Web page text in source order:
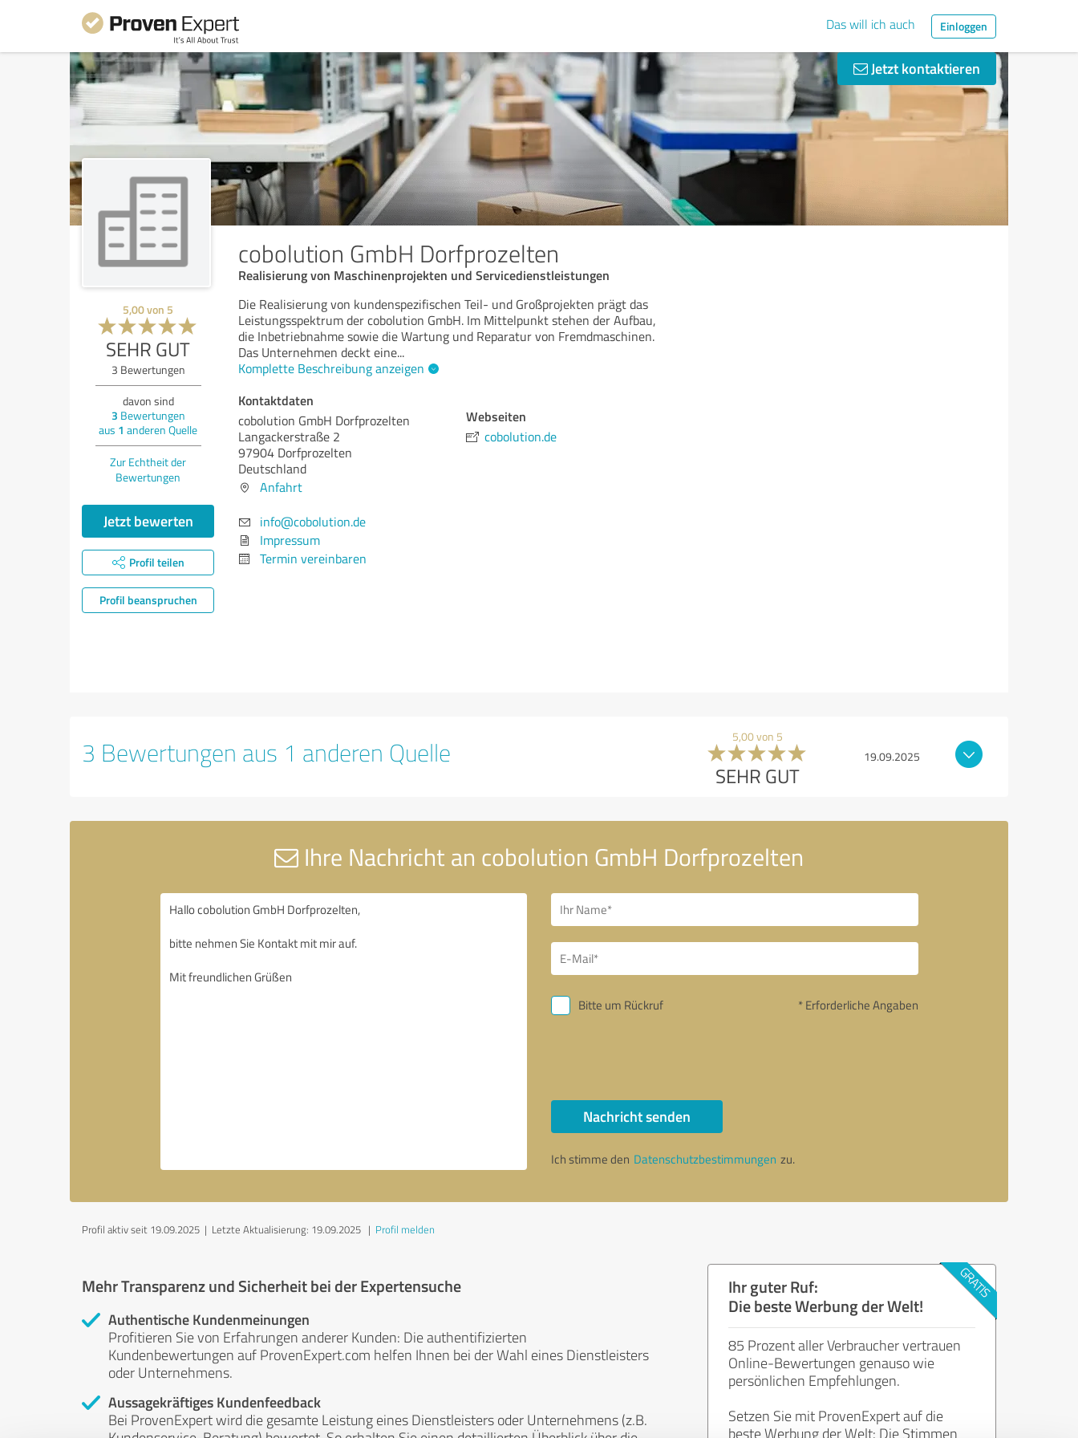
Das will ich auch Einloggen
Jetzt kontaktieren
cobolution GmbH Dorfprozelten
Realisierung von Maschinenprojekten und Servicedienstleistungen
5,00von 5
SEHR GUT
3 Bewertungen
davon sind
3 Bewertungen
aus 1 anderen Quelle
Zur Echtheit der
Bewertungen
Jetzt bewerten
Profil teilen
Profil beanspruchen
Die Realisierung von kundenspezifischen Teil- und Großprojekten prägt das
Leistungsspektrum der cobolution GmbH. Im Mittelpunkt stehen der Aufbau,
die Inbetriebnahme sowie die Wartung und Reparatur von Fremdmaschinen.
Das Unternehmen deckt eine...
Komplette Beschreibung anzeigen
Kontaktdaten
cobolution GmbH Dorfprozelten
Langackerstraße 2
97904 Dorfprozelten
Deutschland
Anfahrt
info@cobolution.de
Impressum
Termin vereinbaren
Webseiten
cobolution.de
3 Bewertungen aus 1 anderen Quelle 5,00 von 5
SEHR GUT
19.09.2025
Ihre Nachricht an cobolution GmbH Dorfprozelten
Bitte um Rückruf * Erforderliche Angaben
Nachricht senden
Ich stimme den Datenschutzbestimmungen zu.
Profil aktiv seit 19.09.2025 | Letzte Aktualisierung: 19.09.2025 | Profil melden
Mehr Transparenz und Sicherheit bei der Expertensuche
Authentische Kundenmeinungen
Profitieren Sie von Erfahrungen anderer Kunden: Die authentifizierten
Kundenbewertungen auf ProvenExpert.com helfen Ihnen bei der Wahl eines Dienstleisters
oder Unternehmens.
Aussagekräftiges Kundenfeedback
Bei ProvenExpert wird die gesamte Leistung eines Dienstleisters oder Unternehmens (z.B.
Ihr guter Ruf:
Die beste Werbung der Welt!
85 Prozent aller Verbraucher vertrauen
Online-Bewertungen genauso wie
persönlichen Empfehlungen.
Setzen Sie mit ProvenExpert auf die
beste Werbung der Welt: Die Stimmen